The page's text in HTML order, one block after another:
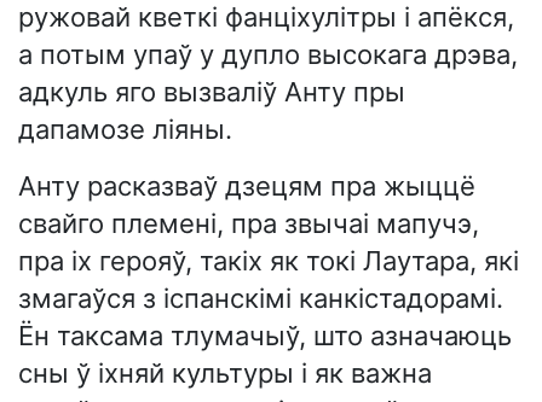
ружовай кветкі фанціхулітры і апёкся,
а потым упаў у дупло высокага дрэва,
адкуль яго вызваліў Анту пры
дапамозе ліяны.
Анту расказваў дзецям пра жыццё
свайго племені, пра звычаі мапучэ,
пра іх герояў, такіх як токі Лаутара, які
змагаўся з іспанскімі канкістадорамі.
Ён таксама тлумачыў, што азначаюць
сны ў іхняй культуры і як важна